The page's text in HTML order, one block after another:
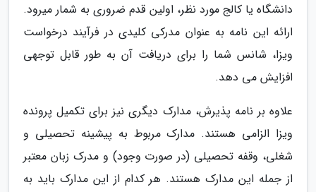
دانشگاه یا کالج مورد نظر، اولین قدم ضروری به شمار میرود.
ارائه این نامه به عنوان مدرکی کلیدی در فرآیند درخواست
ویزا، شانس شما را برای دریافت آن به طور قابل توجهی
افزایش می دهد.
علاوه بر نامه پذیرش، مدارک دیگری نیز برای تکمیل پرونده
ویزا الزامی هستند. مدارک مربوط به پیشینه تحصیلی و
شغلی، وقفه تحصیلی (در صورت وجود) و مدرک زبان معتبر
از جمله این مدارک هستند. هر کدام از این مدارک باید به